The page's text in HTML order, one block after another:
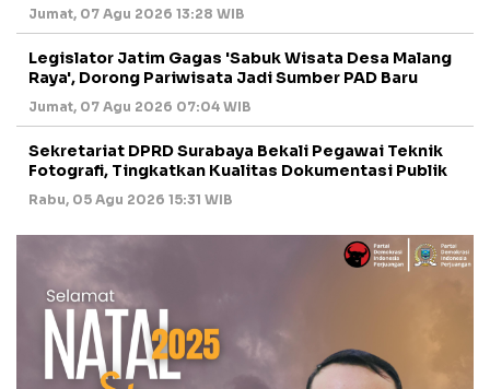
Jumat, 07 Agu 2026 13:28 WIB
Legislator Jatim Gagas 'Sabuk Wisata Desa Malang
Raya', Dorong Pariwisata Jadi Sumber PAD Baru
Jumat, 07 Agu 2026 07:04 WIB
Sekretariat DPRD Surabaya Bekali Pegawai Teknik
Fotografi, Tingkatkan Kualitas Dokumentasi Publik
Rabu, 05 Agu 2026 15:31 WIB